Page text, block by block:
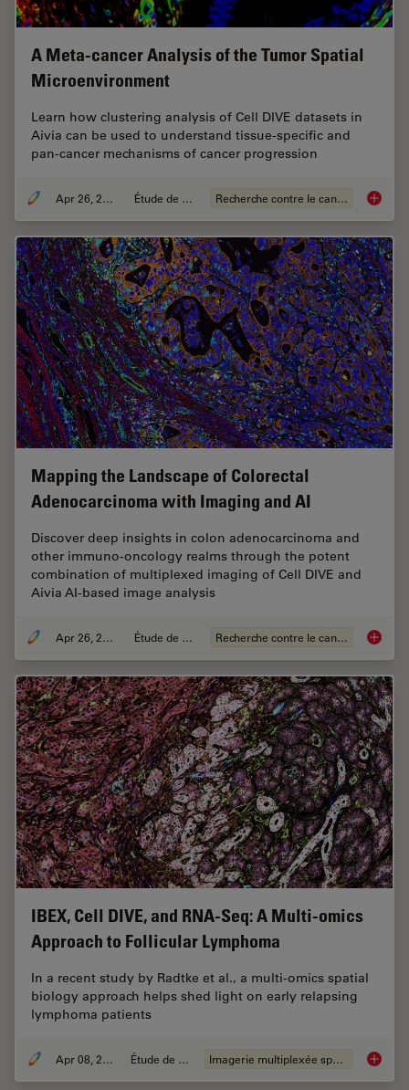
A Meta-cancer Analysis of the Tumor Spatial
Microenvironment
Learn how clustering analysis of Cell DIVE datasets in
Aivia can be used to understand tissue-specific and
pan-cancer mechanisms of cancer progression
Apr 26, 2024 Étude de cas Recherche contre le cancer A
Mapping the Landscape of Colorectal
Adenocarcinoma with Imaging and AI
Discover deep insights in colon adenocarcinoma and
other immuno-oncology realms through the potent
combination of multiplexed imaging of Cell DIVE and
Aivia AI-based image analysis
Apr 26, 2024 Étude de cas Recherche contre le cancer
IBEX, Cell DIVE, and RNA-Seq: A Multi-omics
Approach to Follicular Lymphoma
In a recent study by Radtke et al., a multi-omics spatial
biology approach helps shed light on early relapsing
lymphoma patients
Apr 08, 2024 Étude de cas Imagerie multiplexée spatiale IBEX,